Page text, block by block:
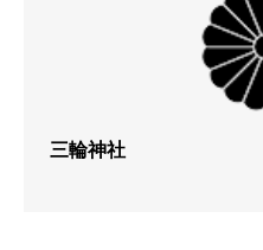
三輪神社